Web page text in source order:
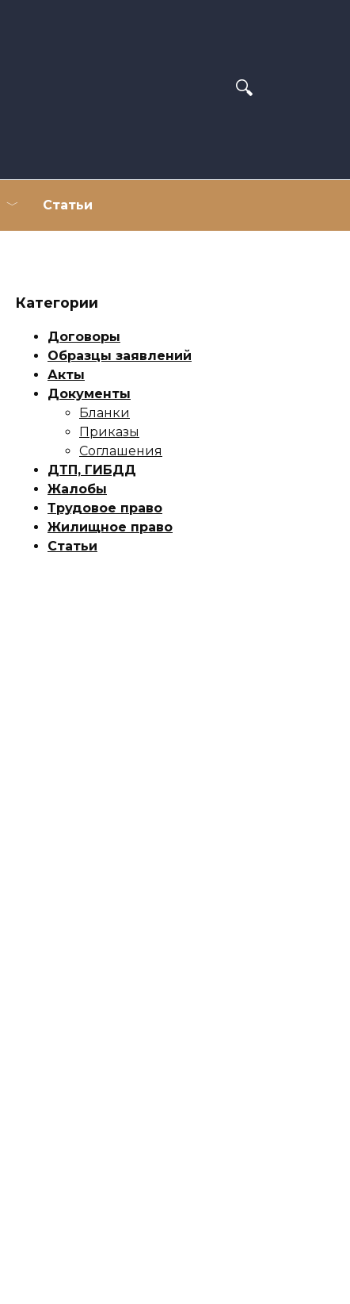
Статьи
Категории
Договоры
Образцы заявлений
Акты
Документы
Бланки
Приказы
Соглашения
ДТП, ГИБДД
Жалобы
Трудовое право
Жилищное право
Статьи